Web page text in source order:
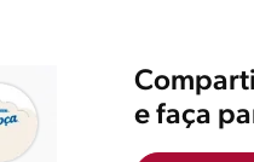
e faça